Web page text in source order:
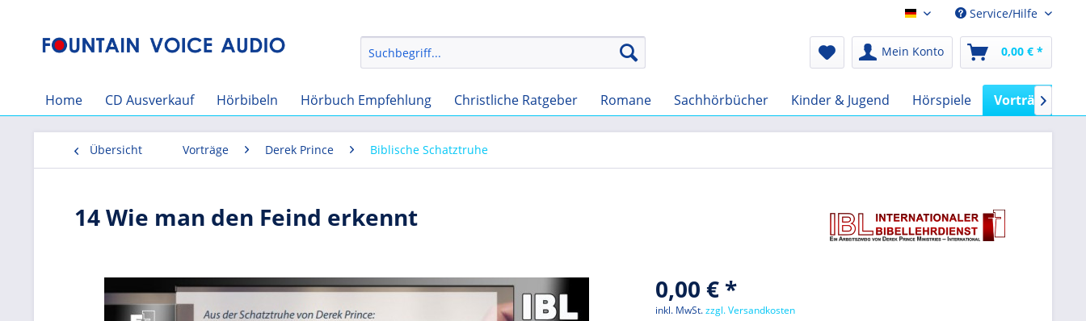
Audio-Book EURService/Hilfe
Mein Konto 0,00 € *
Home CD Ausverkauf Hörbibeln Hörbuch Empfehlung Christliche Ratgeber Romane Sachhörbücher Kinder & Jugend Hörspiele Vorträge

Übersicht Vorträge Derek Prince Biblische Schatztruhe
14 Wie man den Feind erkennt
0,00 € *
inkl. MwSt.zzgl. Versandkosten